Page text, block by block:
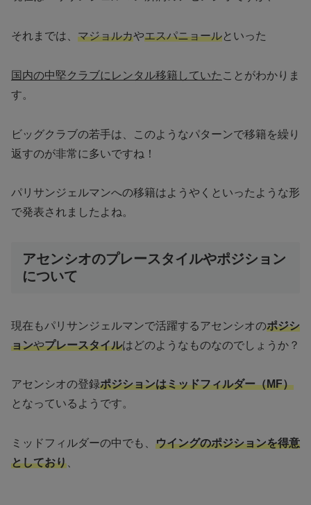
それまでは、 マジョルカやエスパニョールといった
国内の中堅クラブにレンタル移籍していた ことがわかりま
す。
ビッグクラブの若手は、このようなパターンで移籍を繰り
返すのが非常に多いですね！
パリサンジェルマンへの移籍はようやくといったような形
で発表されましたよね。
アセンシオのプレースタイルやポジション
について
現在もパリサンジェルマンで活躍するアセンシオのポジシ
ョンやプレースタイルはどのようなものなのでしょうか？
アセンシオの登録ポジションはミッドフィルダー（MF）
となっているようです。
ミッドフィルダーの中でも、 ウイングのポジションを得意
としており